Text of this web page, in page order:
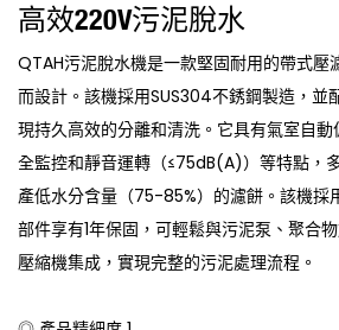
高效220V污泥脫水
QTAH污泥脫水機是一款堅固耐用的帶式壓
而設計。該機採用SUS304不銹鋼製造，並
現持久高效的分離和清洗。它具有氣室自
全監控和靜音運轉（≤75dB(A)）等特點，
產低水分含量（75-85%）的濾餅。該機採
部件享有1年保固，可輕鬆與污泥泵、聚合
壓縮機集成，實現完整的污泥處理流程。